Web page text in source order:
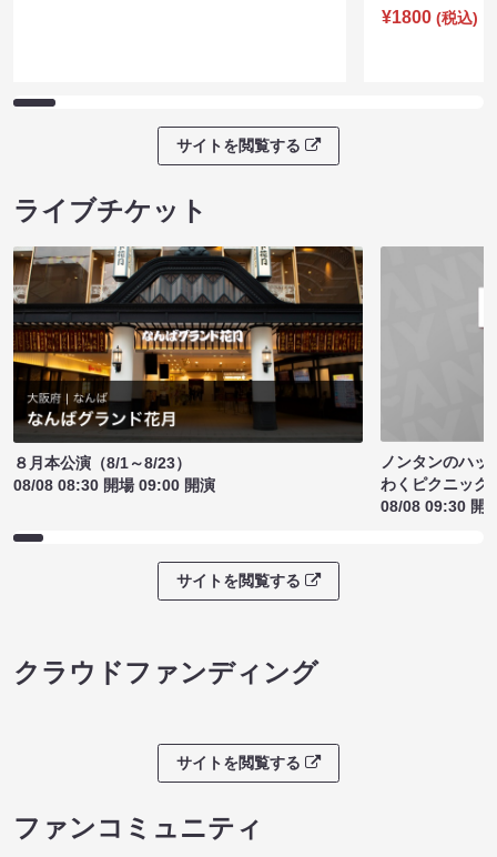
¥1800 (税込)
サイトを閲覧する
ライブチケット
８月本公演（8/1～8/23）
08/08 08:30 開場 09:00 開演
ノンタンのハッ
わくピクニック
08/08 09:30 開
サイトを閲覧する
クラウドファンディング
サイトを閲覧する
ファンコミュニティ